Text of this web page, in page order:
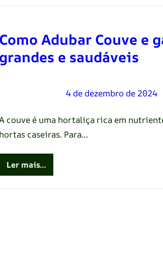
Adubar Couve e
e saudáveis
Oliveira 4 de dezembro de 2024
couve é uma hortaliça rica em
caseiras. Para…
Ler mais…